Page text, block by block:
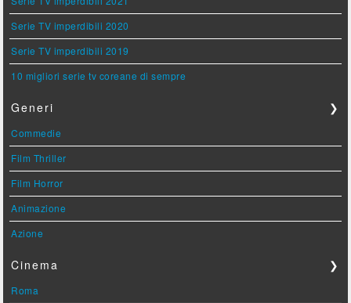
Serie TV imperdibili 2020
Serie TV imperdibili 2019
10 migliori serie tv coreane di sempre
Generi ❯
Commedie
Film Thriller
Film Horror
Animazione
Azione
Cinema ❯
Roma